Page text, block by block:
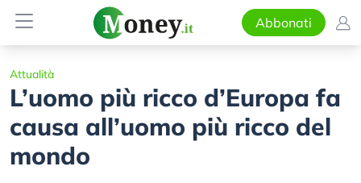
Abbonati
Attualità
L’uomo più ricco d’Europa fa
causa all’uomo più ricco del
mondo